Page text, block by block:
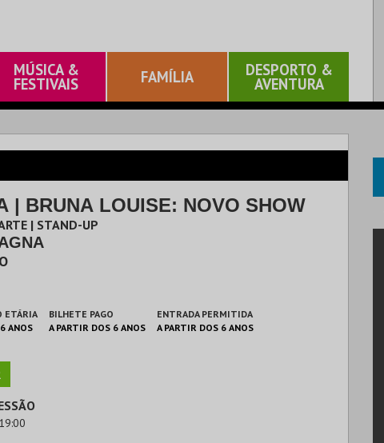
MÚSICA &
FESTIVAIS FAMÍLIA DESPORTO &
AVENTURA
| BRUNA LOUISE: NOVO SHOW
| STAND-UP
ETÁRIA
ANOS
BILHETE PAGO
A PARTIR DOS 6 ANOS
ENTRADA PERMITIDA
A PARTIR DOS 6 ANOS